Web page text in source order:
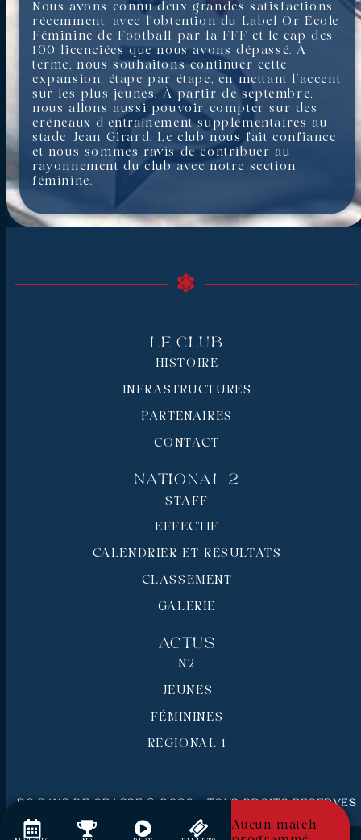
Aucun match
Nous avons connu deux grandes satisfactions
récemment, avec l’obtention du Label Or École
Féminine de Football par la FFF et le cap des
100 licenciées que nous avons dépassé. À
terme, nous souhaitons continuer cette
expansion, étape par étape, en mettant l’accent
sur les plus jeunes. À partir de septembre,
nous allons aussi pouvoir compter sur des
créneaux d’entraînement supplémentaires au
stade Jean Girard. Le club nous fait confiance
et nous sommes ravis de contribuer au
rayonnement du club avec notre section
féminine.
Le Club
HISTOIRE
INFRASTRUCTURES
PARTENAIRES
CONTACT
National 2
STAFF
EFFECTIF
CALENDRIER ET RÉSULTATS
CLASSEMENT
GALERIE
Actus
N2
JEUNES
FÉMININES
RÉGIONAL 1
RC Pays de Grasse © 2026 - Tous droits réservés